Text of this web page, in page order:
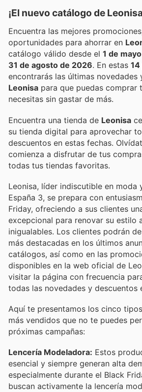
¡El nuevo catálogo de Leonisa
Encuentra las mejores
oportunidades para ahorrar en
catálogo válido desde el 1 de
31 de agosto de 2026 . En estas 14
encontrarás las últimas novedades
Leonisa para que puedas comprar
necesitas sin gastar de más.
Encuentra una tienda de Leonisa
su tienda digital para aprovechar
descuentos en estas fechas.
comienza a disfrutar de tus
todas tus tiendas favoritas.
Leonisa, líder indiscutible en
España 3, se prepara con
Friday, ofreciendo a sus clientes
excepcional para renovar su estilo
inigualables. Los clientes podrán
más destacadas en los últimos
catálogos, así como en las
disponibles en la web oficial de
visitar la página con frecuencia
todas las novedades y descuentos
Aquí te presentamos los cinco
más vendidos que no te puedes
próximas campañas:
Lencería Modeladora: Estos
esencial y siempre generan alta
especialmente durante el Black
buscan activamente la lencería